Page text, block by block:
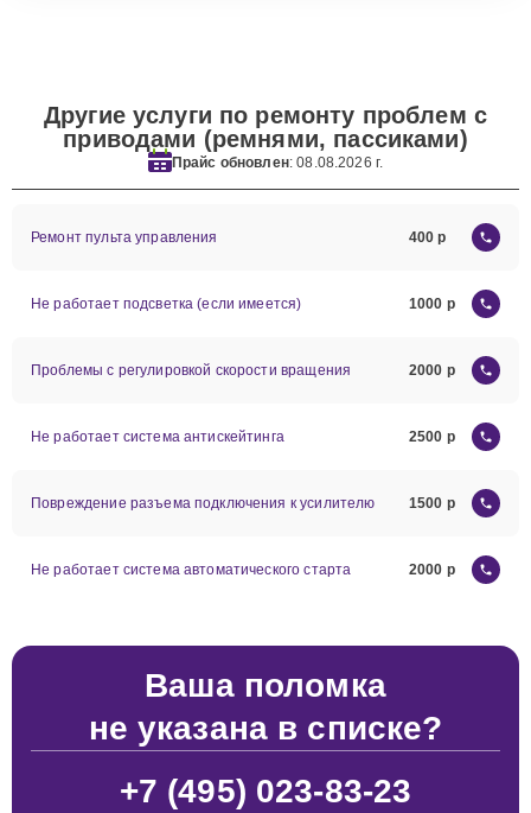
Другие услуги по ремонту проблем с
приводами (ремнями, пассиками)
Прайс обновлен: 08.08.2026 г.
Ремонт пульта управления 400
Не работает подсветка (если имеется) 1000
Проблемы с регулировкой скорости вращения 2000
Не работает система антискейтинга 2500
Повреждение разъема подключения к усилителю 1500
Не работает система автоматического старта 2000
Ваша поломка
не указана в списке?
+7 (495) 023-83-23